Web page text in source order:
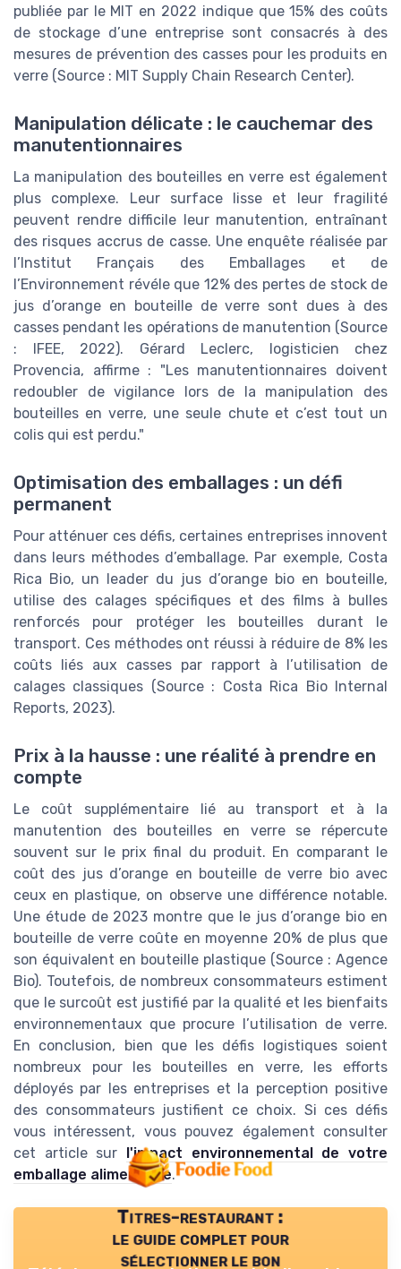
publiée par le MIT en 2022 indique que 15% des coûts
de stockage d’une entreprise sont consacrés à des
mesures de prévention des casses pour les produits en
verre (Source : MIT Supply Chain Research Center).
Manipulation délicate : le cauchemar des
manutentionnaires
La manipulation des bouteilles en verre est également
plus complexe. Leur surface lisse et leur fragilité
peuvent rendre difficile leur manutention, entraînant
des risques accrus de casse. Une enquête réalisée par
l’Institut Français des Emballages et de
l’Environnement révéle que 12% des pertes de stock de
jus d’orange en bouteille de verre sont dues à des
casses pendant les opérations de manutention (Source
: IFEE, 2022). Gérard Leclerc, logisticien chez
Provencia, affirme : "Les manutentionnaires doivent
redoubler de vigilance lors de la manipulation des
bouteilles en verre, une seule chute et c’est tout un
colis qui est perdu."
Optimisation des emballages : un défi
permanent
Pour atténuer ces défis, certaines entreprises innovent
dans leurs méthodes d’emballage. Par exemple, Costa
Rica Bio, un leader du jus d’orange bio en bouteille,
utilise des calages spécifiques et des films à bulles
renforcés pour protéger les bouteilles durant le
transport. Ces méthodes ont réussi à réduire de 8% les
coûts liés aux casses par rapport à l’utilisation de
calages classiques (Source : Costa Rica Bio Internal
Reports, 2023).
Prix à la hausse : une réalité à prendre en
compte
Le coût supplémentaire lié au transport et à la
manutention des bouteilles en verre se répercute
souvent sur le prix final du produit. En comparant le
coût des jus d’orange en bouteille de verre bio avec
ceux en plastique, on observe une différence notable.
Une étude de 2023 montre que le jus d’orange bio en
bouteille de verre coûte en moyenne 20% de plus que
son équivalent en bouteille plastique (Source : Agence
Bio). Toutefois, de nombreux consommateurs estiment
que le surcoût est justifié par la qualité et les bienfaits
environnementaux que procure l’utilisation de verre.
En conclusion, bien que les défis logistiques soient
nombreux pour les bouteilles en verre, les efforts
déployés par les entreprises et la perception positive
des consommateurs justifient ce choix. Si ces défis
vous intéressent, vous pouvez également consulter
cet article sur
l'impact environnemental de votre
emballage alimentaire.
Titres-restaurant :
le guide complet pour
sélectionner le bon